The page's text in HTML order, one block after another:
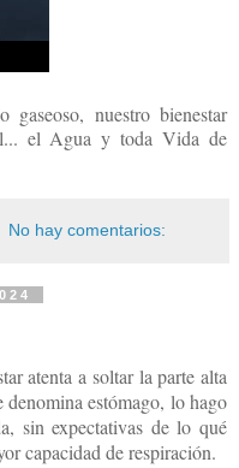
nuestro bienestar
el Agua y toda Vida de
No hay comentarios:
atenta a soltar la parte alta
estómago, lo hago
sin expectativas de lo qué
capacidad de respiración.